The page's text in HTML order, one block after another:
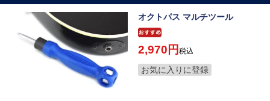
オクトパス マルチツール
2,970 税込
お気に入りに登録